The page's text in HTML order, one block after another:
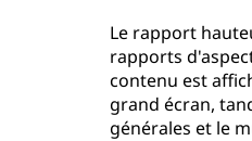
Le rapport
rapports
contenu est
grand écran,
générales et le